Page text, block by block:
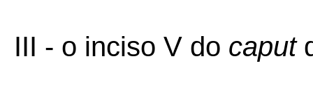
III - o inciso V do caput